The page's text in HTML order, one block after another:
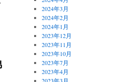
2024年3月
2024年2月
2024年1月
2023年12月
2023年11月
2023年10月
2023年7月
2023年4月